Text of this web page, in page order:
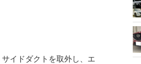
イドダクトを取外し、エ